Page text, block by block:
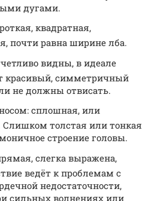
дугами.
квадратная,
почти равна ширине лба.
видны, в идеале
красивый, симметричный
не должны отвисать.
сплошная, или
Слишком толстая или тонкая
строение головы.
слегка выражена,
ведёт к проблемам с
недостаточности,
сильных волнениях или